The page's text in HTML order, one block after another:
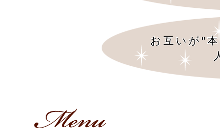
お互いが"